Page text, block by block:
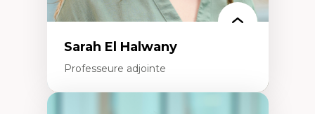
Sarah El Halwany
Professeure adjointe